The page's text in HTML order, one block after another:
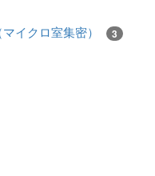
イクロ室集密） 3